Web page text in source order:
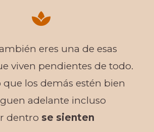
eres una de esas
viven pendientes de todo.
los demás estén bien
adelante incluso
dentro se sienten